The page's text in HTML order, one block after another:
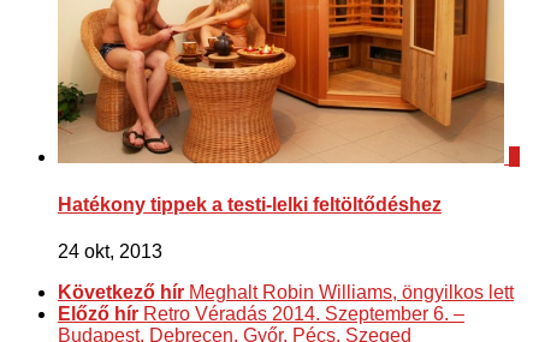
Hatékony tippek a testi-lelki feltöltődéshez
24 okt, 2013
Következő hír Meghalt Robin Williams, öngyilkos lett
Előző hír Retro Véradás 2014. Szeptember 6. –
Budapest, Debrecen, Győr, Pécs, Szeged